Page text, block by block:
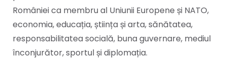
României ca membru al Uniunii Europene și NATO,
economia, educația, știința și arta, sănătatea,
responsabilitatea socială, buna guvernare, mediul
înconjurător, sportul și diplomația.